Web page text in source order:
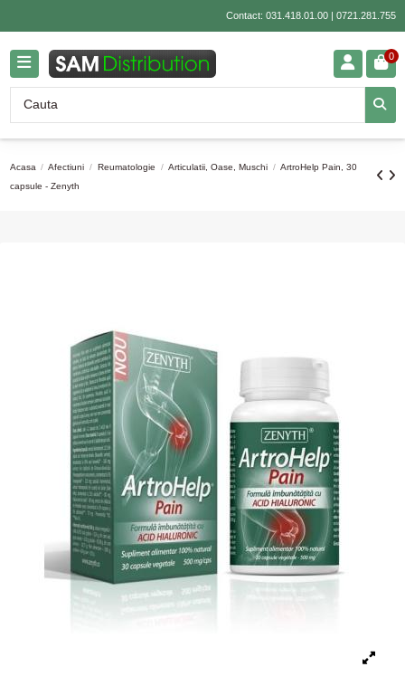
Contact: 031.418.01.00| 0721.281.755
0
Acasa Afectiuni Reumatologie Articulatii, Oase, Muschi
ArtroHelp Pain, 30
capsule - Zenyth